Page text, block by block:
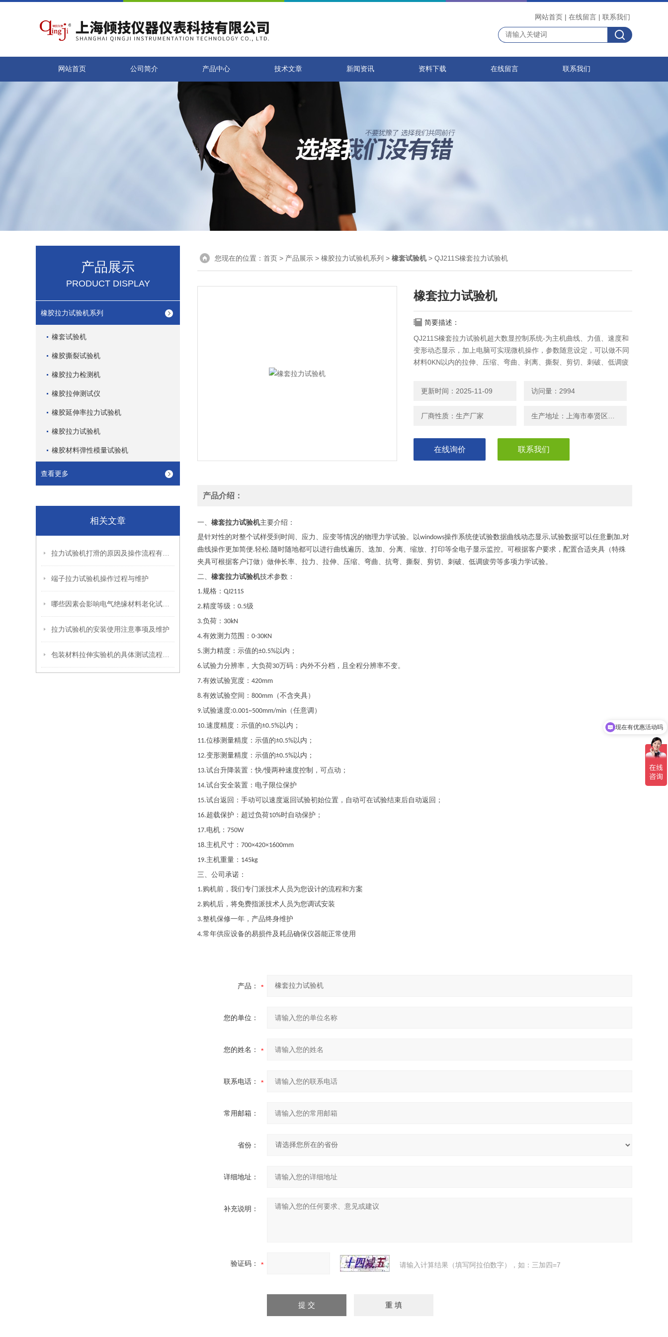
网站首页 | 在线留言 | 联系我们
网站首页 公司简介 产品中心 技术文章 新闻资讯 资料下载 在线留言 联系我们
产品展示
PRODUCT DISPLAY
橡胶拉力试验机系列
橡套试验机
橡胶撕裂试验机
橡胶拉力检测机
橡胶拉伸测试仪
橡胶延伸率拉力试验机
橡胶拉力试验机
橡胶材料弹性模量试验机
查看更多
相关文章
端子拉力试验机操作过程与维护
拉力试验机的安装使用注意事项及维护
您现在的位置： 首页 > 产品展示 > 橡胶拉力试验机系列 > 橡套试验机> QJ211S橡套拉力试验机
橡套拉力试验机
简要描述：
QJ211S橡套拉力试验机超大数显控制系统-为主机曲线、力值、速度和
变形动态显示，加上电脑可实现微机操作，参数随意设定，可以做不同
材料0KN以内的拉伸、压缩、弯曲、剥离、撕裂、剪切、刺破、低调疲
更新时间：2025-11-09 访问量：2994
厂商性质：生产厂家
在线询价 联系我们
产品介绍：
一、 橡套拉力试验机主要介绍：
是针对性的对整个试样受到时间、应力、应变等情况的物理力学试验。以windows操作系统使试验数据曲线动态显示,试验数据可以任意删加,对
曲线操作更加简便.轻松. 随时随地都可以进行曲线遍历、迭加、分离、缩放、打印等全电子显示监控。可根据客户要求，配置合适夹具（特殊
夹具可根据客户订做）做伸长率、拉力、拉伸、压缩、弯曲、抗弯、撕裂、剪切、刺破、低调疲劳等多项力学试验。
二、 橡套拉力试验机技术参数：
1.规格： QJ211S
2.精度等级： 0.5级
3.负荷： 30kN
4.有效测力范围： 0-30KN
5.测力精度：示值的±0.5%以内；
6.试验力分辨率，大负荷30万码：内外不分档，且全程分辨率不变。
7.有效试验宽度： 420mm
8.有效试验空间： 800mm （不含夹具）
9.试验速度:0.001~500mm/min （任意调）
10.速度精度：示值的±0.5%以内；
11.位移测量精度：示值的±0.5%以内；
12.变形测量精度：示值的±0.5%以内；
13.试台升降装置：快/慢两种速度控制，可点动；
14.试台安全装置：电子限位保护
15.试台返回：手动可以速度返回试验初始位置，自动可在试验结束后自动返回；
16.超载保护：超过负荷10%时自动保护；
17.电机： 750W
18.主机尺寸： 700×420×1600mm
19.主机重量： 145kg
三、 公司承诺：
1.购机前，我们专门派技术人员为您设计的流程和方案
2.购机后，将免费指派技术人员为您调试安装
3.整机保修一年，产品终身维护
4.常年供应设备的易损件及耗品确保仪器能正常使用
产品：
您的单位：
您的姓名：
联系电话：
常用邮箱：
省份：
详细地址：
补充说明：
验证码： 请输入计算结果（填写阿拉伯数字），如：三加四=7
现在有优惠活动吗